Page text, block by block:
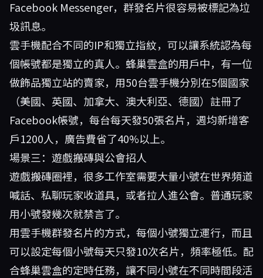
Facebook Messenger，群發名片很容易被標記為垃
圾訊息。
雲手機配合不同的IP和獨立指紋，可以讓系統認為每
個帳號都是獨立的真人。蜂巢雲盒的用戶中，有一位
做飾品獨立站的賣家，用50台雲手機分別在5個國家
（美國、英國、加拿大、澳大利亞、德國）註冊了
Facebook帳號，每台每天發50張名片，週均新增客
戶1200人，廣告費省了40%以上。
場景三：遊戲搬磚與公會招人
遊戲搬磚圈裡，很多工作室需要大量小號在世界頻道
喊話、私聊玩家收道具，或者拉人進公會。普通玩家
用小號發幾次就禁言了。
用雲手機群發名片的方式，每個小號獨立運行，而且
可以設定每個小號每天只發10次名片，頻率極低。配
合蜂巢雲盒的定時任務，讓不同小號在不同時間段活